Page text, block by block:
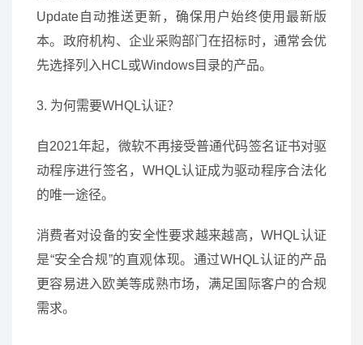
Update自动推送更新，确保用户始终使用最新版
本。政府机构、企业采购部门在招标时，通常会优
先选择列入HCL或Windows目录的产品。
3. 为何需要WHQL认证？
自2021年起，微软不再接受普通代码签名证书对驱
动程序进行签名，WHQL认证成为驱动程序合法化
的唯一途径。
消费者对设备的安全性要求越来越高，WHQL认证
是“安全合规”的直观体现。通过WHQL认证的产品
更容易进入欧美等成熟市场，满足国际客户的合规
需求。